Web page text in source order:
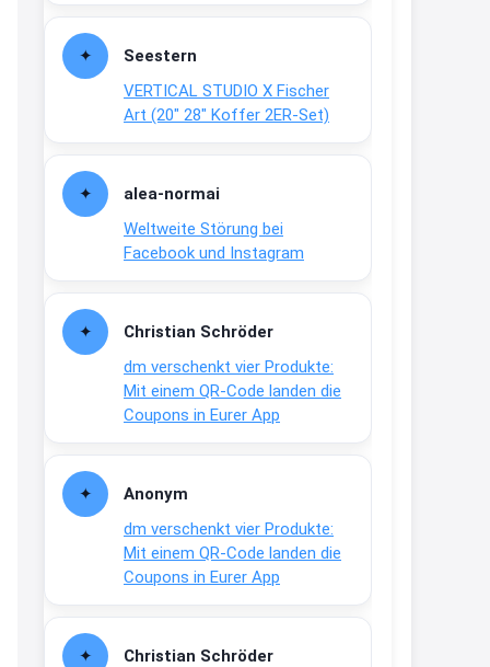
Seestern
VERTICAL STUDIO X Fischer
Art (20″ 28″ Koffer 2ER-Set)
alea-normai
Weltweite Störung bei
Facebook und Instagram
Christian Schröder
dm verschenkt vier Produkte:
Mit einem QR-Code landen die
Coupons in Eurer App
Anonym
dm verschenkt vier Produkte:
Mit einem QR-Code landen die
Coupons in Eurer App
Christian Schröder
15:01
An 01.08. / Sensodyne Rabatt 3€
/ max. 15.000www.erlebe-
↩
www.meineapotheke.de/
2:19
↩
Joachim
www.linda.de/vorteile/coupons/...
2:21
↩
Gratis Hitzewarn-Aufkleber /